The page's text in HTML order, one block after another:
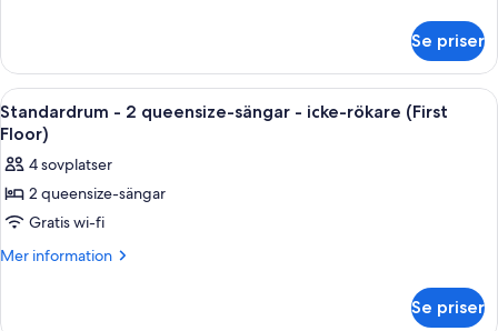
säng
icke-
rökare
-
queensize-
säng
icke-
rökare
Se priser
Öppna
alla
foton
för
Standardrum
-
2
Standardrum - 2 queensize-sängar
4
Standardrum - 2 queensize-sängar - icke-rökare (First
Floor)
4 sovplatser
2 queensize-sängar
Gratis wi-fi
Mer information
Mer
Se priser